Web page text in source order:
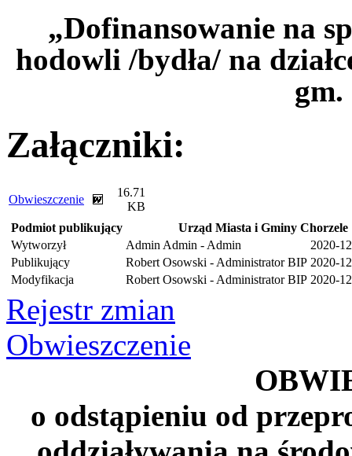
„Dofinansowanie na
hodowli /bydła/ na
gm.
Załączniki:
Obwieszczenie
16.71
KB
Podmiot publikujący
Urząd Miasta i Gminy Chorzele
Wytworzył
Admin Admin - Admin
2020-
Publikujący
Robert Osowski - Administrator BIP 2020-
Modyfikacja
Robert Osowski - Administrator BIP 2020-
Rejestr zmian
Obwieszczenie
o odstąpieniu od